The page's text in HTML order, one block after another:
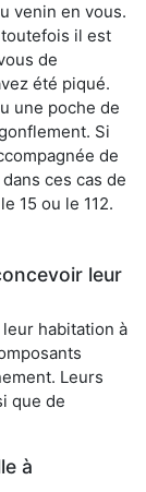
venin en vous.
toutefois il est
de
été piqué.
une poche de
Si
de
ces cas de
15 ou le 112.
leur
habitation à
Leurs
que de
à